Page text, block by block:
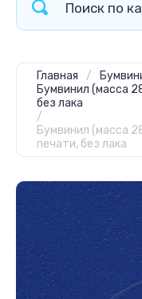
Главная /
Бумвинил (масса
без лака
/
Бумвинил (масса
печати, без лака